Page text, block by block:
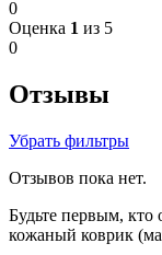
0
Оценка 1 из 5
0
Отзывы
Убрать фильтры
Отзывов пока нет.
Будьте первым,
кожаный коврик